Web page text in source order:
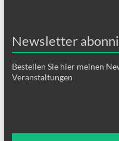
Newsletter
Bestellen Sie hier meinen
Veranstaltungen